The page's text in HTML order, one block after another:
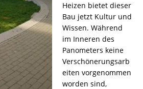
Heizen bietet dieser
Bau jetzt Kultur und
Wissen. Während
im Inneren des
Panometers keine
Verschönerungsarb
eiten vorgenommen
worden sind,